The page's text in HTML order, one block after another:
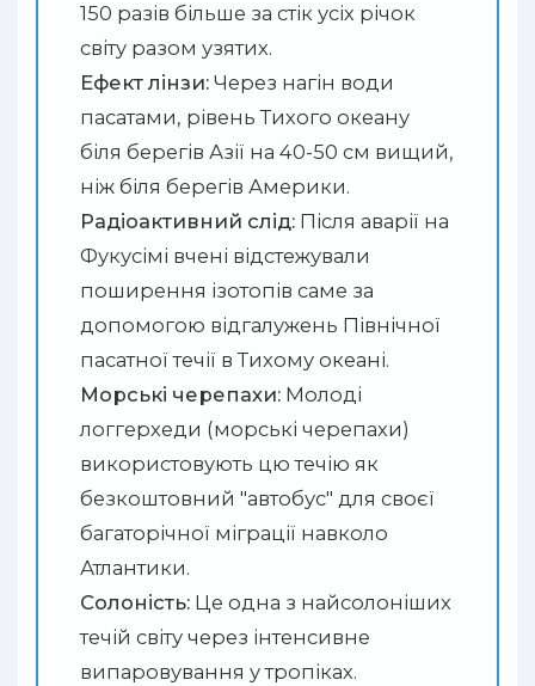
150 разів більше за стік усіх річок
світу разом узятих.
Ефект лінзи: Через нагін води
пасатами, рівень Тихого океану
біля берегів Азії на 40-50 см вищий,
ніж біля берегів Америки.
Радіоактивний слід: Після аварії на
Фукусімі вчені відстежували
поширення ізотопів саме за
допомогою відгалужень Північної
пасатної течії в Тихому океані.
Морські черепахи: Молоді
логгерхеди (морські черепахи)
використовують цю течію як
безкоштовний "автобус" для своєї
багаторічної міграції навколо
Атлантики.
Солоність: Це одна з найсолоніших
течій світу через інтенсивне
випаровування у тропіках.